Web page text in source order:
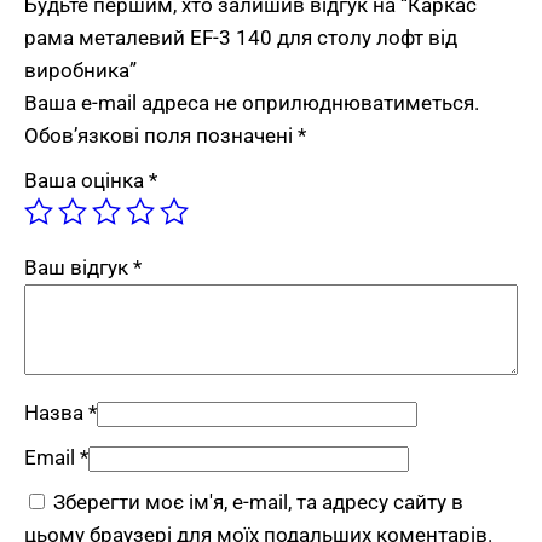
витримує великі навантаження. Стійкість
гарантують труби 60×30+30×30 мм.
4 кольори на вибір— сірий, білий, чорний
або індивідуальний RAL для гармонійного
Легкий монтаж
збірці без спеціальних інструментів.
Застосування каркасу EF-3 140
від виробника FLEX PRIDE EF-3 140 має
широкий спектр використання. В офісах —
робочий стіл для ефективної роботи
менеджера. У житлових просторах —
письмовий або обідній стіл. У закладах HoReCa
Будьте першим, хто залишив відгук на “Каркас
рама металевий EF-3 140 для столу лофт від
виробника”
Ваша e-mail адреса не оприлюднюватиметься.
Обов’язкові поля позначені *
Ваша оцінка *
Ваш відгук *
Назва *
Email *
Зберегти моє ім'я, e-mail, та адресу сайту в
цьому браузері для моїх подальших коментарів.